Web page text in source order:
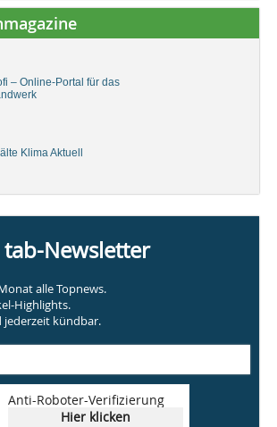
– Online-Portal für das
Klima Aktuell
tab-Newsletter
alle Topnews.
Highlights.
kündbar.
Anti-Roboter-Verifizierung
Hier klicken